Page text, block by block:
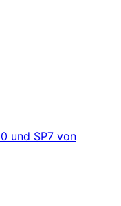
und SP7 von